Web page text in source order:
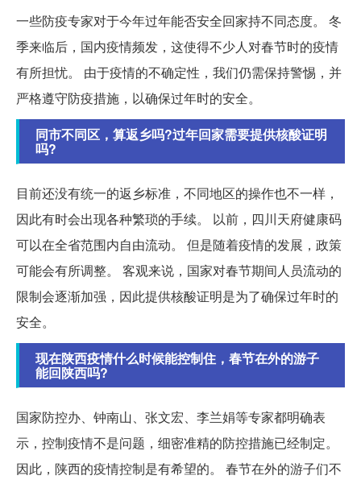
一些防疫专家对于今年过年能否安全回家持不同态度。 冬
季来临后，国内疫情频发，这使得不少人对春节时的疫情
有所担忧。 由于疫情的不确定性，我们仍需保持警惕，并
严格遵守防疫措施，以确保过年时的安全。
同市不同区，算返乡吗?过年回家需要提供核酸证明
吗?
目前还没有统一的返乡标准，不同地区的操作也不一样，
因此有时会出现各种繁琐的手续。 以前，四川天府健康码
可以在全省范围内自由流动。 但是随着疫情的发展，政策
可能会有所调整。 客观来说，国家对春节期间人员流动的
限制会逐渐加强，因此提供核酸证明是为了确保过年时的
安全。
现在陕西疫情什么时候能控制住，春节在外的游子
能回陕西吗?
国家防控办、钟南山、张文宏、李兰娟等专家都明确表
示，控制疫情不是问题，细密准精的防控措施已经制定。
因此，陕西的疫情控制是有希望的。 春节在外的游子们不